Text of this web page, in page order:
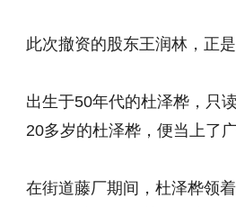
此次撤资的股东王润林，正
出生于50年代的杜泽桦，只
20多岁的杜泽桦，便当上了
在街道藤厂期间，杜泽桦领